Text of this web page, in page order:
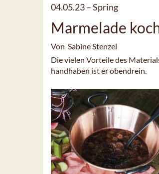
04.05.23 –Spring
Marmelade
Von Sabine Stenzel
Die vielen Vorteile des
handhaben ist er obendrein.